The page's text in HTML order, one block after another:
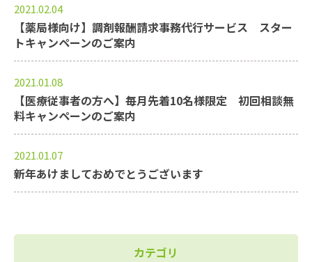
2021.02.04
【薬局様向け】調剤報酬請求事務代行サービス スター
トキャンペーンのご案内
2021.01.08
【医療従事者の方へ】毎月先着10名様限定 初回相談無
料キャンペーンのご案内
2021.01.07
新年あけましておめでとうございます
カテゴリ